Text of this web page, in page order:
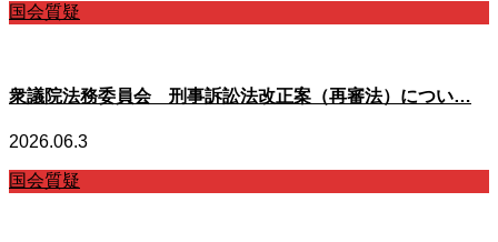
国会質疑
衆議院法務委員会 刑事訴訟法改正案（再審法）につい…
2026.06.3
国会質疑